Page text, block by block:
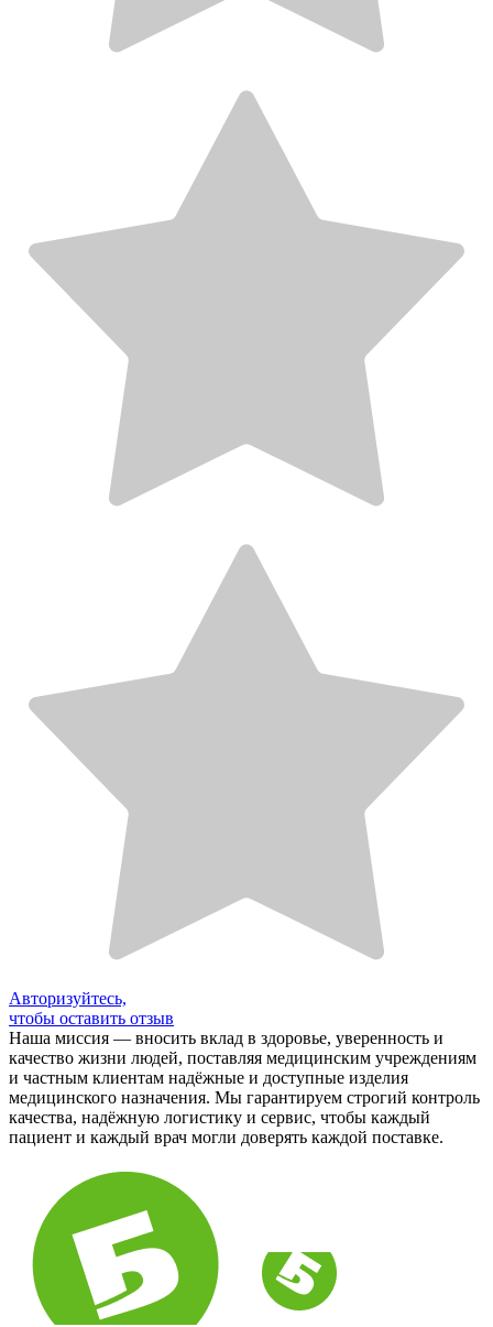
Авторизуйтесь,
чтобы оставить отзыв
Наша миссия — вносить вклад в здоровье, уверенность и
качество жизни людей, поставляя медицинским учреждениям
и частным клиентам надёжные и доступные изделия
медицинского назначения. Мы гарантируем строгий контроль
качества, надёжную логистику и сервис, чтобы каждый
пациент и каждый врач могли доверять каждой поставке.